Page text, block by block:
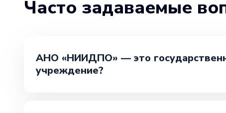
Часто задаваемые
АНО «НИИДПО» — это
учреждение?